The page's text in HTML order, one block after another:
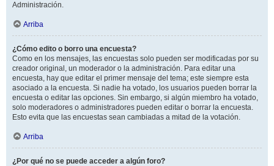
Administración.
Arriba
¿Cómo edito o borro una encuesta?
Como en los mensajes, las encuestas solo pueden ser modificadas por su
creador original, un moderador o la administración. Para editar una
encuesta, hay que editar el primer mensaje del tema; este siempre esta
asociado a la encuesta. Si nadie ha votado, los usuarios pueden borrar la
encuesta o editar las opciones. Sin embargo, si algún miembro ha votado,
solo moderadores o administradores pueden editar o borrar la encuesta.
Esto evita que las encuestas sean cambiadas a mitad de la votación.
Arriba
¿Por qué no se puede acceder a algún foro?